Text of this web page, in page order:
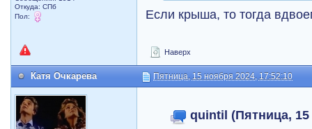
Откуда: СПб
Пол:
Если крыша, то тогда
Наверх
Катя Очкарева Пятница, 15 ноября 2024, 17:52:10
quintil (Пятница, 15